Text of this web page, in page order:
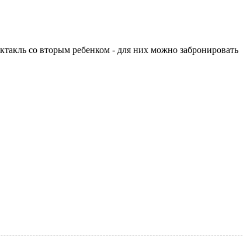
со вторым ребенком - для них можно забронировать